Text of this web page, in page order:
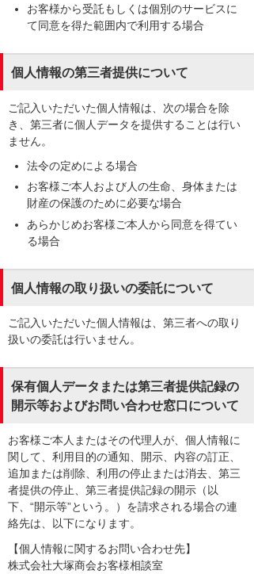
お客様から受託もしくは個別のサービスに
て同意を得た範囲内で利用する場合
個人情報の第三者提供について
ご記入いただいた個人情報は、次の場合を除
き、第三者に個人データを提供することは行い
ません。
法令の定めによる場合
お客様ご本人および人の生命、身体または
財産の保護のために必要な場合
あらかじめお客様ご本人から同意を得てい
る場合
個人情報の取り扱いの委託について
ご記入いただいた個人情報は、第三者への取り
扱いの委託は行いません。
保有個人データまたは第三者提供記録の
開示等およびお問い合わせ窓口について
お客様ご本人またはその代理人が、個人情報に
関して、利用目的の通知、開示、内容の訂正、
追加または削除、利用の停止または消去、第三
者提供の停止、第三者提供記録の開示（以
下、“開示等”という。）を請求される場合の連
絡先は、以下になります。
【個人情報に関するお問い合わせ先】
株式会社大塚商会お客様相談室